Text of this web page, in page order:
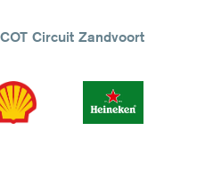
Circuit Zandvoort